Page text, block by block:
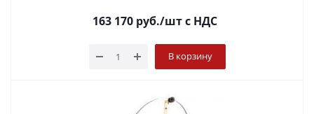
163 170руб./штс НДС
В корзину